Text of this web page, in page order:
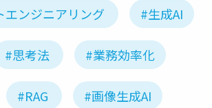
エンジニアリング #生成AI
#思考法 #業務効率化
#RAG #画像生成AI